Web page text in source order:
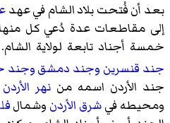
بعد أن فُتحت بلاد الشام في عهد
إلى مقاطعات عدة دُعي كل
خمسة أجناد تابعة لولاية الشام.
جند قنسرين وجند دمشق
جند الأردن اسمه من نهر الأردن
ومحيطه فيشرق الأردن وشمال